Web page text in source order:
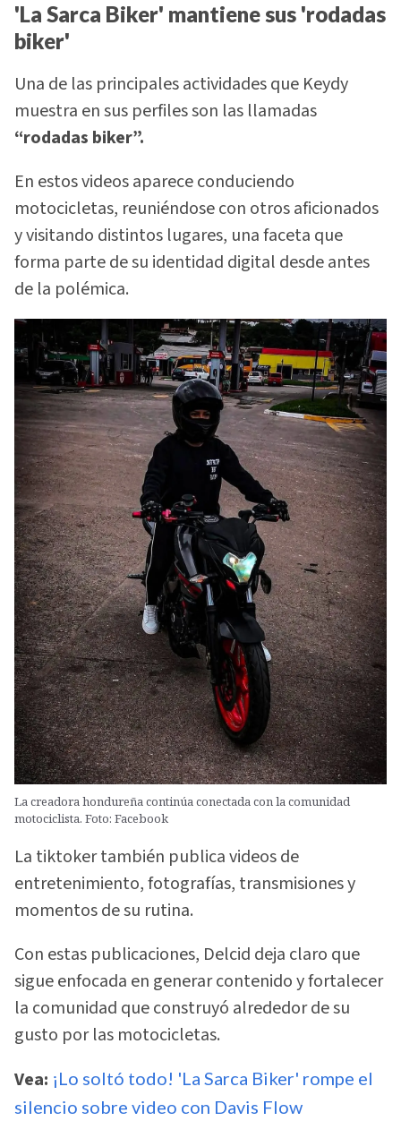
'La Sarca Biker' mantiene sus 'rodadas
biker'
Una de las principales actividades que Keydy
muestra en sus perfiles son las llamadas
“rodadas biker”.
En estos videos aparece conduciendo
motocicletas, reuniéndose con otros aficionados
y visitando distintos lugares, una faceta que
forma parte de su identidad digital desde antes
de la polémica.
La creadora hondureña continúa conectada con la comunidad
motociclista. Foto: Facebook
La tiktoker también publica videos de
entretenimiento, fotografías, transmisiones y
momentos de su rutina.
Con estas publicaciones, Delcid deja claro que
sigue enfocada en generar contenido y fortalecer
la comunidad que construyó alrededor de su
gusto por las motocicletas.
Vea: ¡Lo soltó todo! 'La Sarca Biker' rompe el
silencio sobre video con Davis Flow